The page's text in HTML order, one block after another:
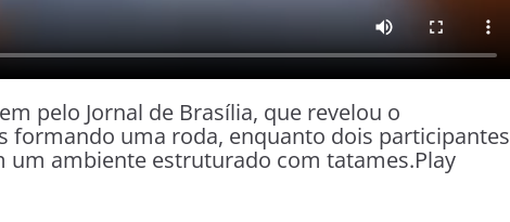
pelo Jornal de Brasília, que revelou o
formando uma roda, enquanto dois participantes
um ambiente estruturado com tatames.Play